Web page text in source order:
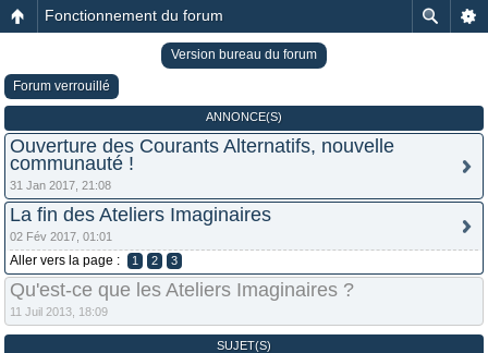
Fonctionnement du forum
Version bureau du forum
Forum verrouillé
ANNONCE(S)
Ouverture des Courants Alternatifs, nouvelle
communauté !
31 Jan 2017, 21:08
La fin des Ateliers Imaginaires
02 Fév 2017, 01:01
Aller vers la page : 1 2 3
Qu'est-ce que les Ateliers Imaginaires ?
11 Juil 2013, 18:09
SUJET(S)